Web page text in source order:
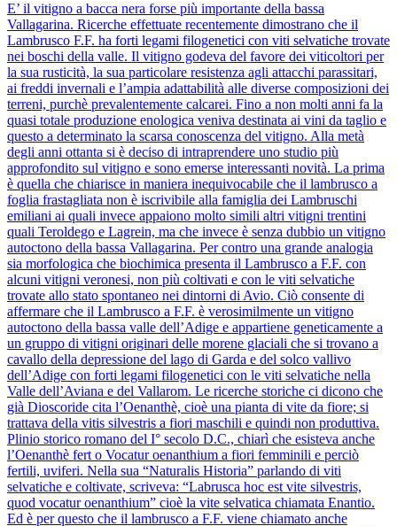
E’ il vitigno a bacca nera forse più importante della bassa
Vallagarina. Ricerche effettuate recentemente dimostrano che il
Lambrusco F.F. ha forti legami filogenetici con viti selvatiche trovate
nei boschi della valle. Il vitigno godeva del favore dei viticoltori per
la sua rusticità, la sua particolare resistenza agli attacchi parassitari,
ai freddi invernali e l’ampia adattabilità alle diverse composizioni dei
terreni, purchè prevalentemente calcarei. Fino a non molti anni fa la
quasi totale produzione enologica veniva destinata ai vini da taglio e
questo a determinato la scarsa conoscenza del vitigno. Alla metà
degli anni ottanta si è deciso di intraprendere uno studio più
approfondito sul vitigno e sono emerse interessanti novità. La prima
è quella che chiarisce in maniera inequivocabile che il lambrusco a
foglia frastagliata non è iscrivibile alla famiglia dei Lambruschi
emiliani ai quali invece appaiono molto simili altri vitigni trentini
quali Teroldego e Lagrein, ma che invece è senza dubbio un vitigno
autoctono della bassa Vallagarina. Per contro una grande analogia
sia morfologica che biochimica presenta il Lambrusco a F.F. con
alcuni vitigni veronesi, non più coltivati e con le viti selvatiche
trovate allo stato spontaneo nei dintorni di Avio. Ciò consente di
affermare che il Lambrusco a F.F. è verosimilmente un vitigno
autoctono della bassa valle dell’Adige e appartiene geneticamente a
un gruppo di vitigni originari delle morene glaciali che si trovano a
cavallo della depressione del lago di Garda e del solco vallivo
dell’Adige con forti legami filogenetici con le viti selvatiche nella
Valle dell’Aviana e del Vallarom. Le ricerche storiche ci dicono che
già Dioscoride cita l’Oenanthè, cioè una pianta di vite da fiore; si
trattava della vitis silvestris a fiori maschili e quindi non produttiva.
Plinio storico romano del I° secolo D.C., chiarì che esisteva anche
l’Oenanthè fert o Vocatur oenanthium a fiori femminili e perciò
fertili, uviferi. Nella sua “Naturalis Historia” parlando di viti
selvatiche e coltivate, scriveva: “Labrusca hoc est vite silvestris,
quod vocatur oenanthium” cioè la vite selvatica chiamata Enantio.
Ed è per questo che il lambrusco a F.F. viene chiamato anche